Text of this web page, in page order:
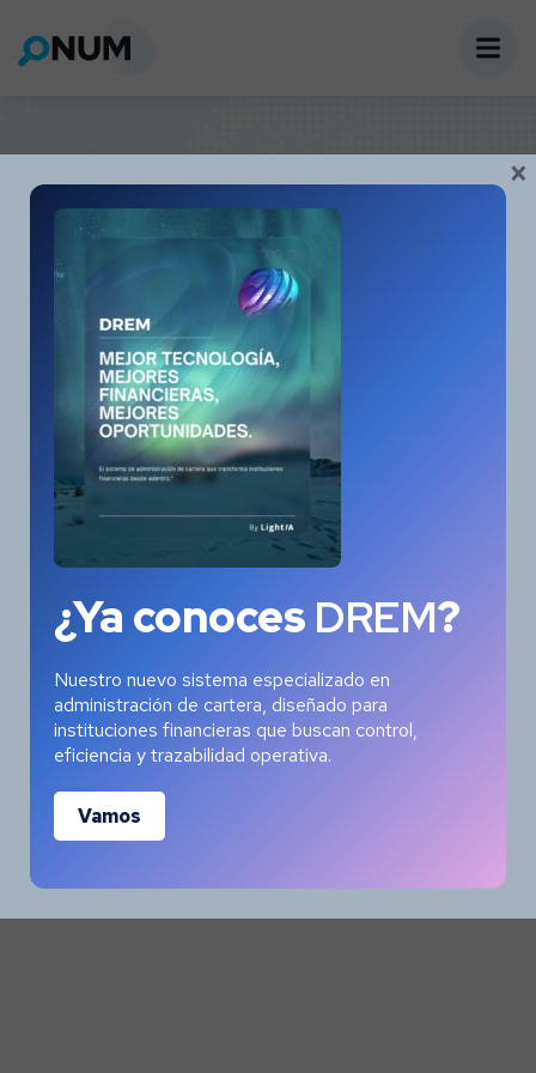
Portfolio Grid
Portfolio Grid
OUR PROJECTS
View Some of Our
Works
and Case
Studies for Clients
ALL
¿Ya conoces DREM?
Nuestro nuevo sistema especializado en
administración de cartera, diseñado para
instituciones financieras que buscan control,
eficiencia y trazabilidad operativa.
Vamos
×